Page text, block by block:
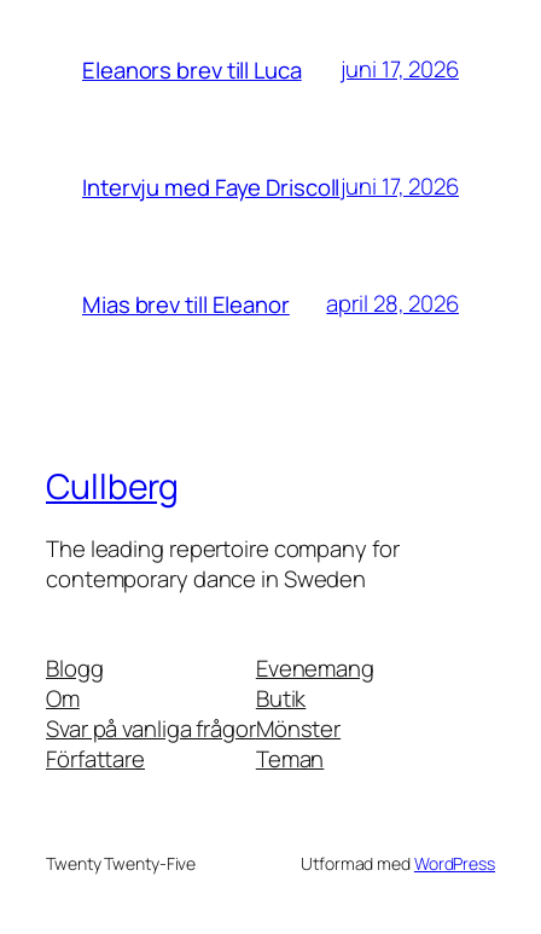
Eleanors brev till Luca juni 17, 2026
Intervju med Faye Driscolljuni 17, 2026
Mias brev till Eleanor april 28, 2026
Cullberg
The leading repertoire company for
contemporary dance in Sweden
Blogg
Om
Svar på vanliga frågor
Författare
Evenemang
Butik
Mönster
Teman
Twenty Twenty-Five Utformad medWordPress